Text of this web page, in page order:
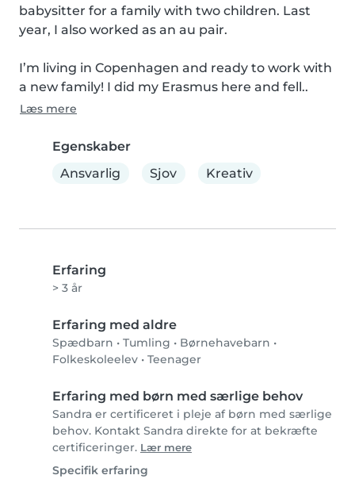
babysitter for a family with two children. Last
year, I also worked as an au pair.
I’m living in Copenhagen and ready to work with
a new family! I did my Erasmus here and fell..
Læs mere
Egenskaber
Ansvarlig
Sjov Kreativ
Erfaring
> 3 år
Erfaring med aldre
Spædbarn • Tumling • Børnehavebarn •
Folkeskoleelev • Teenager
Erfaring med børn med særlige behov
Sandra er certificeret i pleje af børn med særlige
behov. Kontakt Sandra direkte for at bekræfte
certificeringer. Lær mere
Specifik erfaring